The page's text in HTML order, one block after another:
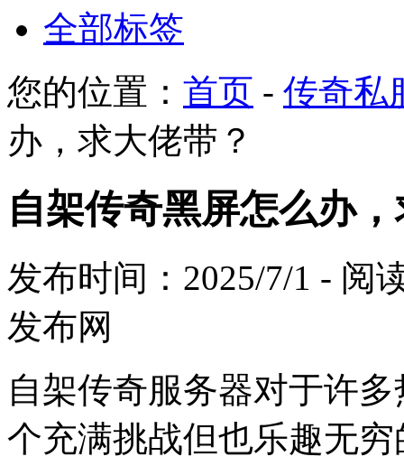
全部标签
您的位置： 首页 - 传奇私
办，求大佬带？
自架传奇黑屏怎么办
发布时间：2025/7/1 - 阅
发布网
自架传奇服务器对于许
个充满挑战但也乐趣无